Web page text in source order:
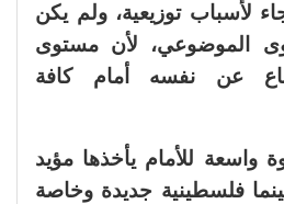
لأسباب توزيعية، ولم يكن
الموضوعي، لأن مستوى
عن نفسه أمام كافة
واسعة للأمام يأخذها مؤيد
فلسطينية جديدة وخاصة